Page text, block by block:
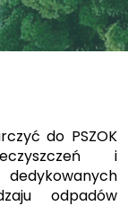
do PSZOK
i
odpadów